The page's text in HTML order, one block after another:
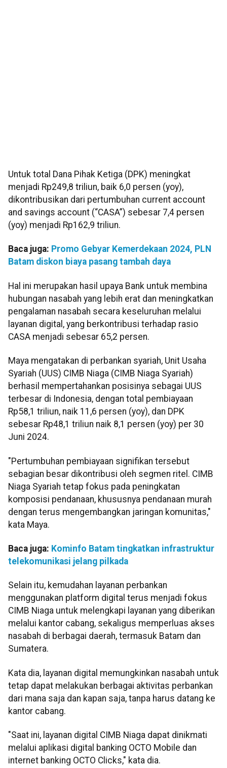
Untuk total Dana Pihak Ketiga (DPK) meningkat
menjadi Rp249,8 triliun, baik 6,0 persen (yoy),
dikontribusikan dari pertumbuhan current account
and savings account (“CASA”) sebesar 7,4 persen
(yoy) menjadi Rp162,9 triliun.
Baca juga: Promo Gebyar Kemerdekaan 2024, PLN
Batam diskon biaya pasang tambah daya
Hal ini merupakan hasil upaya Bank untuk membina
hubungan nasabah yang lebih erat dan meningkatkan
pengalaman nasabah secara keseluruhan melalui
layanan digital, yang berkontribusi terhadap rasio
CASA menjadi sebesar 65,2 persen.
Maya mengatakan di perbankan syariah, Unit Usaha
Syariah (UUS) CIMB Niaga (CIMB Niaga Syariah)
berhasil mempertahankan posisinya sebagai UUS
terbesar di Indonesia, dengan total pembiayaan
Rp58,1 triliun, naik 11,6 persen (yoy), dan DPK
sebesar Rp48,1 triliun naik 8,1 persen (yoy) per 30
Juni 2024.
"Pertumbuhan pembiayaan signifikan tersebut
sebagian besar dikontribusi oleh segmen ritel. CIMB
Niaga Syariah tetap fokus pada peningkatan
komposisi pendanaan, khususnya pendanaan murah
dengan terus mengembangkan jaringan komunitas,"
kata Maya.
Baca juga: Kominfo Batam tingkatkan infrastruktur
telekomunikasi jelang pilkada
Selain itu, kemudahan layanan perbankan
menggunakan platform digital terus menjadi fokus
CIMB Niaga untuk melengkapi layanan yang diberikan
melalui kantor cabang, sekaligus memperluas akses
nasabah di berbagai daerah, termasuk Batam dan
Sumatera.
Kata dia, layanan digital memungkinkan nasabah untuk
tetap dapat melakukan berbagai aktivitas perbankan
dari mana saja dan kapan saja, tanpa harus datang ke
kantor cabang.
"Saat ini, layanan digital CIMB Niaga dapat dinikmati
melalui aplikasi digital banking OCTO Mobile dan
internet banking OCTO Clicks," kata dia.